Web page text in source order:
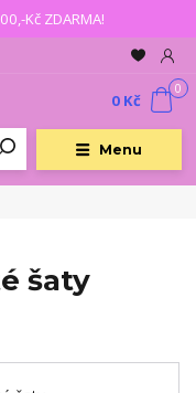
Kč ZDARMA!
Menu
0
0 Kč
šaty